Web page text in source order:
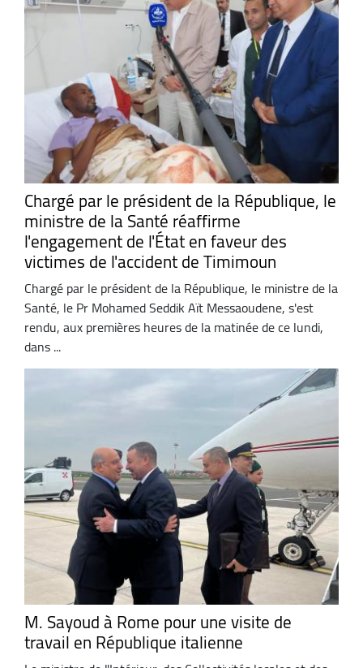
Chargé par le président de la République, le
ministre de la Santé réaffirme
l'engagement de l'État en faveur des
victimes de l'accident de Timimoun
Chargé par le président de la République, le ministre de la
Santé, le Pr Mohamed Seddik Aït Messaoudene, s'est
rendu, aux premières heures de la matinée de ce lundi,
dans ...
M. Sayoud à Rome pour une visite de
travail en République italienne